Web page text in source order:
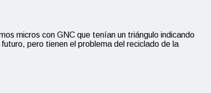
micros con GNC que tenían un triángulo indicando
pero tienen el problema del reciclado de la